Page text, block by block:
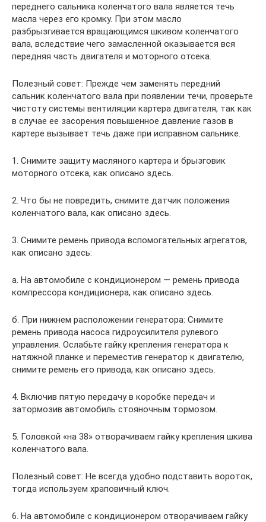
переднего сальника коленчатого вала является течь
масла через его кромку. При этом масло
разбрызгивается вращающимся шкивом коленчатого
вала, вследствие чего замасленной оказывается вся
передняя часть двигателя и моторного отсека.
Полезный совет: Прежде чем заменять передний
сальник коленчатого вала при появлении течи, проверьте
чистоту системы вентиляции картера двигателя, так как
в случае ее засорения повышенное давление газов в
картере вызывает течь даже при исправном сальнике.
1. Снимите защиту масляного картера и брызговик
моторного отсека, как описано здесь.
2. Что бы не повредить, снимите датчик положения
коленчатого вала, как описано здесь.
3. Снимите ремень привода вспомогательных агрегатов,
как описано здесь:
а. На автомобиле с кондиционером — ремень привода
компрессора кондиционера, как описано здесь.
б. При нижнем расположении генератора: Снимите
ремень привода насоса гидроусилителя рулевого
управления. Ослабьте гайку крепления генератора к
натяжной планке и переместив генератор к двигателю,
снимите ремень его привода, как описано здесь.
4. Включив пятую передачу в коробке передач и
затормозив автомобиль стояночным тормозом.
5. Головкой «на 38» отворачиваем гайку крепления шкива
коленчатого вала.
Полезный совет: Не всегда удобно подставить вороток,
тогда используем храповичный ключ.
6. На автомобиле с кондиционером отворачиваем гайку